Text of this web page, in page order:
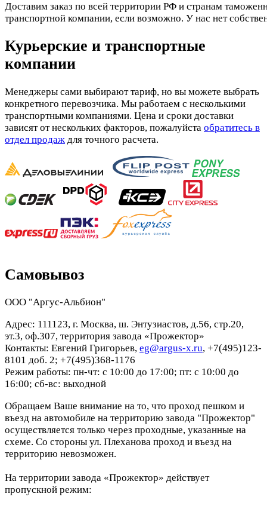
Доставим заказ по всей территории РФ и странам
транспортной компании, если возможно. У нас нет
Курьерские и транспортные
компании
Менеджеры сами выбирают тариф, но вы можете выбрать
конкретного перевозчика. Мы работаем с несколькими
транспортными компаниями. Цена и сроки доставки
зависят от нескольких факторов, пожалуйста обратитесь в
отдел продаж для точного расчета.
Самовывоз
ООО "Аргус-Альбион"
Адрес: 111123, г. Москва, ш. Энтузиастов, д.56, стр.20,
эт.3, оф.307, территория завода «Прожектор»
Контакты: Евгений Григорьев, eg@argus-x.ru, +7(495)123-
8101 доб. 2; +7(495)368-1176
Режим работы: пн-чт: с 10:00 до 17:00; пт: с 10:00 до
16:00; сб-вс: выходной
Обращаем Ваше внимание на то, что проход пешком и
въезд на автомобиле на территорию завода "Прожектор"
осуществляется только через проходные, указанные на
схеме. Со стороны ул. Плеханова проход и въезд на
территорию невозможен.
На территории завода «Прожектор» действует
пропускной режим: